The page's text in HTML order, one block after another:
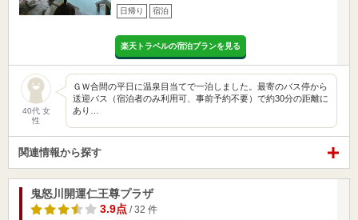
日帰り 宿泊
楽天トラベルの宿泊プランを見る
40代 女
性
ＧＷ合間の平日に温泉目当てで一泊しました。最寄のバス停から
送迎バス（宿泊者のみ利用可、事前予約不要）で約30分の距離に
あり…
関連情報から探す
鬼怒川開運仁王尊プラザ
3.9点 / 32 件